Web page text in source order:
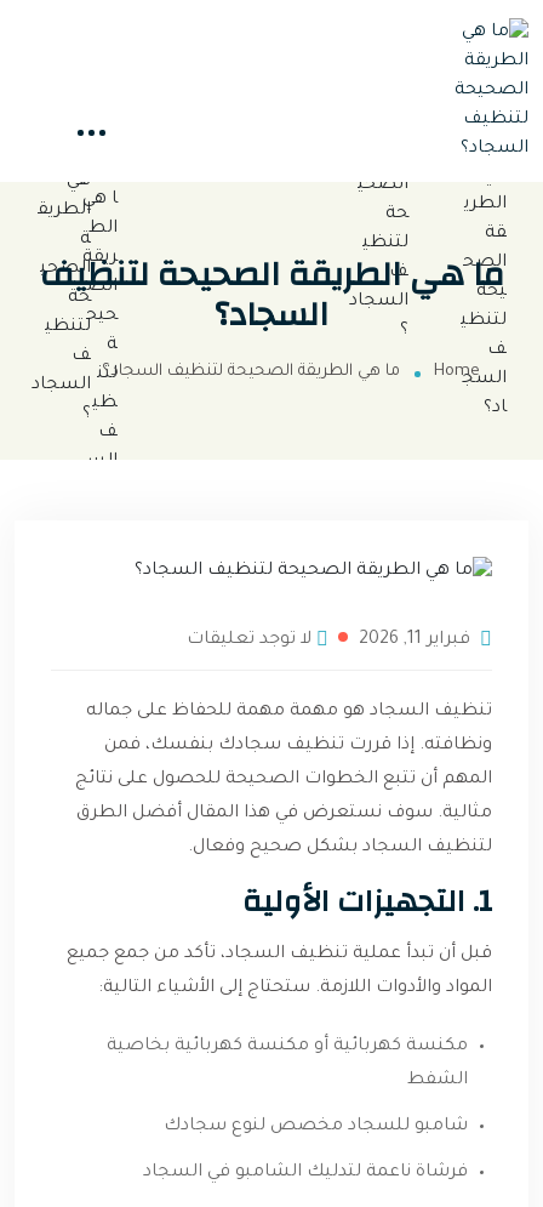
ما هي الطريقة الصحيحة لتنظيف
السجاد؟
Home ما هي الطريقة الصحيحة لتنظيف السجاد؟
فبراير 11, 2026 لا توجد تعليقات
تنظيف السجاد هو مهمة مهمة للحفاظ على جماله
ونظافته. إذا قررت تنظيف سجادك بنفسك، فمن
المهم أن تتبع الخطوات الصحيحة للحصول على نتائج
مثالية. سوف نستعرض في هذا المقال أفضل الطرق
لتنظيف السجاد بشكل صحيح وفعال.
1. التجهيزات الأولية
قبل أن تبدأ عملية تنظيف السجاد، تأكد من جمع جميع
المواد والأدوات اللازمة. ستحتاج إلى الأشياء التالية:
مكنسة كهربائية أو مكنسة كهربائية بخاصية
الشفط
شامبو للسجاد مخصص لنوع سجادك
فرشاة ناعمة لتدليك الشامبو في السجاد